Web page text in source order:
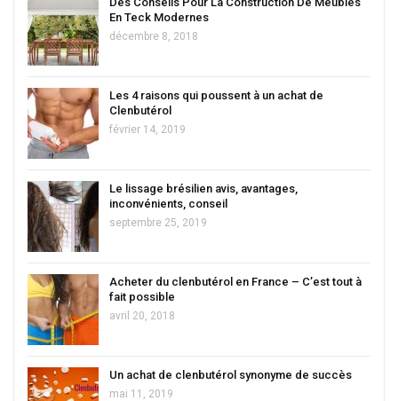
En Teck Modernes
décembre 8, 2018
Les 4 raisons qui poussent à un achat de
Clenbutérol
février 14, 2019
Le lissage brésilien avis, avantages,
inconvénients, conseil
septembre 25, 2019
Acheter du clenbutérol en France – C’est tout à
fait possible
avril 20, 2018
Un achat de clenbutérol synonyme de succès
mai 11, 2019